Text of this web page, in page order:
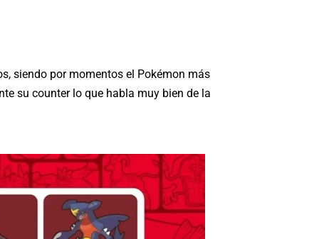
siendo por momentos el Pokémon más
su counter lo que habla muy bien de la